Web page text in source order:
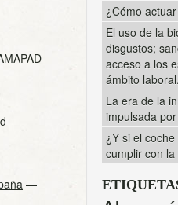
—
—
¿Cómo
El uso de la
disgustos;
acceso a los
ámbito laboral.
La era de la
impulsada
¿Y si el
cumplir con